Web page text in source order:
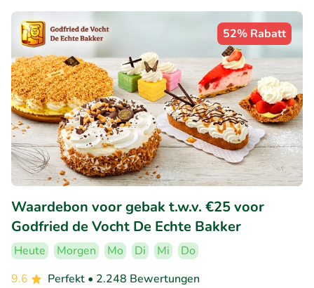
52% Rabatt
Waardebon voor gebak t.w.v. €25 voor
Godfried de Vocht De Echte Bakker
Heute Morgen Mo Di Mi
Do
9.6
Perfekt • 2.248 Bewertungen